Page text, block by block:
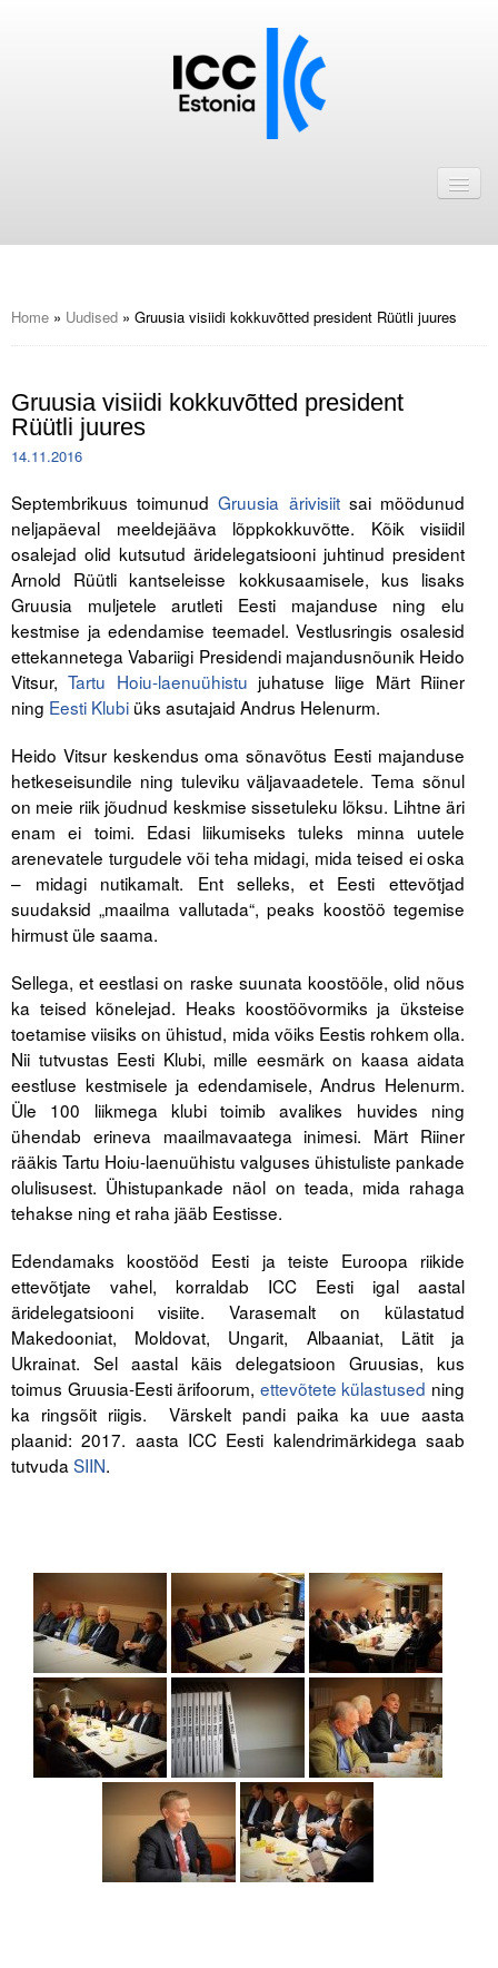
ICC Eesti liikmebaas
Astu ICC Eesti liikmeks!
Kalender
ICC Eesti
Tegevused
Publikatsioonid
Arvamus
Viidad
ICC komisjonid
Digiraamatukogu
Juhendid ja väljaanded
Videod
Kontakt
Liitu meililistiga
Oskusteave
Incoterms® 2020
Abimaterjalid
Projektid
Home » Uudised » Gruusia visiidi kokkuvõtted president Rüütli juures
Gruusia visiidi kokkuvõtted president
Rüütli juures
14.11.2016
Septembrikuus toimunudGruusia ärivisiitsai möödunud
neljapäeval meeldejääva lõppkokkuvõtte. Kõik visiidil
osalejad olid kutsutud äridelegatsiooni juhtinud president
Arnold Rüütli kantseleisse kokkusaamisele, kus lisaks
Gruusia muljetele arutleti Eesti majanduse ning elu
kestmise ja edendamise teemadel. Vestlusringis osalesid
ettekannetega Vabariigi Presidendi majandusnõunik Heido
Vitsur,Tartu Hoiu-laenuühistu juhatuse liige Märt Riiner
ning Eesti Klubi üks asutajaid Andrus Helenurm.
Heido Vitsur keskendus oma sõnavõtus Eesti majanduse
hetkeseisundile ning tuleviku väljavaadetele. Tema sõnul
on meie riik jõudnud keskmise sissetuleku lõksu. Lihtne äri
enam ei toimi. Edasi liikumiseks tuleks minna uutele
arenevatele turgudele või teha midagi, mida teised ei oska
– midagi nutikamalt. Ent selleks, et Eesti ettevõtjad
suudaksid „maailma vallutada“, peaks koostöö tegemise
hirmust üle saama.
Sellega, et eestlasi on raske suunata koostööle, olid nõus
ka teised kõnelejad. Heaks koostöövormiks ja üksteise
toetamise viisiks on ühistud, mida võiks Eestis rohkem olla.
Nii tutvustas Eesti Klubi, mille eesmärk on kaasa aidata
eestluse kestmisele ja edendamisele, Andrus Helenurm.
Üle 100 liikmega klubi toimib avalikes huvides ning
ühendab erineva maailmavaatega inimesi. Märt Riiner
rääkis Tartu Hoiu-laenuühistu valguses ühistuliste pankade
olulisusest. Ühistupankade näol on teada, mida rahaga
tehakse ning et raha jääb Eestisse.
Edendamaks koostööd Eesti ja teiste Euroopa riikide
ettevõtjate vahel, korraldab ICC Eesti igal aastal
äridelegatsiooni visiite. Varasemalt on külastatud
Makedooniat, Moldovat, Ungarit, Albaaniat, Lätit ja
Ukrainat. Sel aastal käis delegatsioon Gruusias, kus
toimus Gruusia-Eesti ärifoorum, ettevõtete külastused ning
ka ringsõit riigis. Värskelt pandi paika ka uue aasta
plaanid: 2017. aasta ICC Eesti kalendrimärkidega saab
tutvuda SIIN.